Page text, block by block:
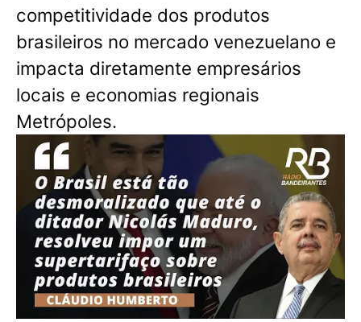
competitividade dos produtos
brasileiros no mercado venezuelano e
impacta diretamente empresários
locais e economias regionais
Metrópoles.